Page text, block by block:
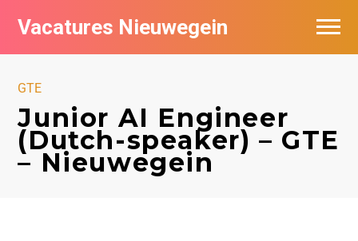
Vacatures Nieuwegein
GTE
Junior AI Engineer
(Dutch-speaker) – GTE
– Nieuwegein
Vacatures per bedrijf in Nieuwegein